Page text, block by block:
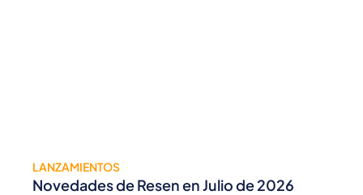
LANZAMIENTOS
Novedades de Resen en Julio de 2026